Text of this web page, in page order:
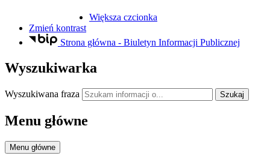
Większa czcionka
Zmień kontrast
Strona główna - Biuletyn Informacji Publicznej
Wyszukiwarka
Wyszukiwana fraza Szukaj
Menu główne
Menu główne